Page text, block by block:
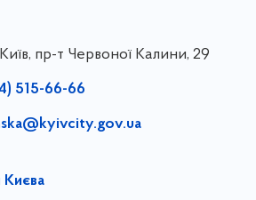
пр-т Червоної Калини, 29
515-66-66
Києва